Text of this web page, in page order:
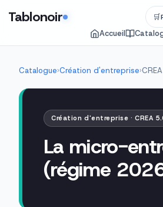
Tablonoir
Accueil
🛒
Catalogue›Création d'entreprise›
Création d'entreprise · CREA
La micro-
(régime